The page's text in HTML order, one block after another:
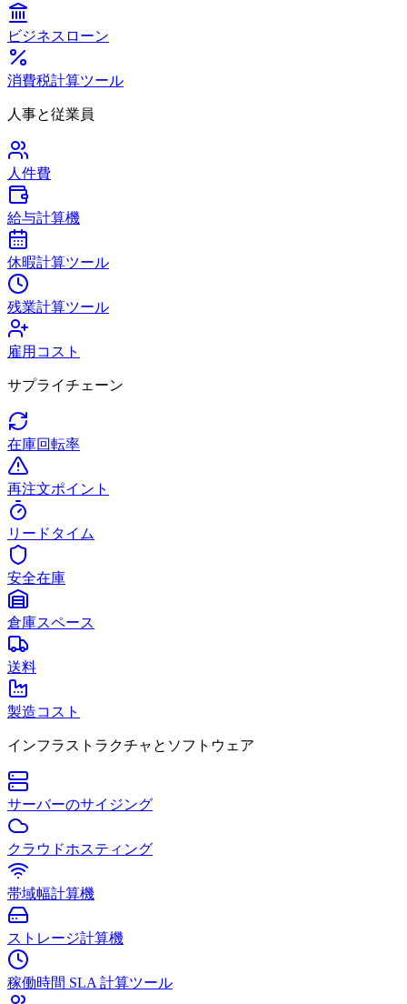
ビジネスローン
消費税計算ツール
人事と従業員
人件費
給与計算機
休暇計算ツール
残業計算ツール
雇用コスト
サプライチェーン
在庫回転率
再注文ポイント
リードタイム
安全在庫
倉庫スペース
送料
製造コスト
インフラストラクチャとソフトウェア
サーバーのサイジング
クラウドホスティング
帯域幅計算機
ストレージ計算機
稼働時間 SLA 計算ツール